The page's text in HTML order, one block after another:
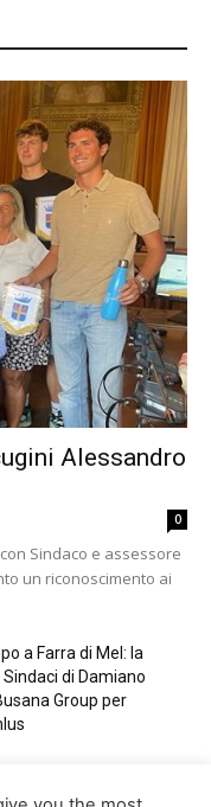
Alessandro
0
Sindaco e assessore
un riconoscimento ai
a Farra di Mel: la
di Damiano
Group per
Merk&Kremont,